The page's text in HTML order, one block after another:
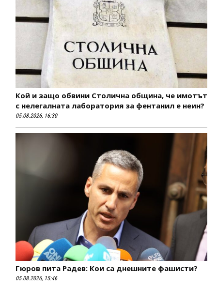
Кой и защо обвини Столична община, че имотът
с нелегалната лаборатория за фентанил е неин?
05.08.2026, 16:30
Гюров пита Радев: Кои са днешните фашисти?
05.08.2026, 15:46